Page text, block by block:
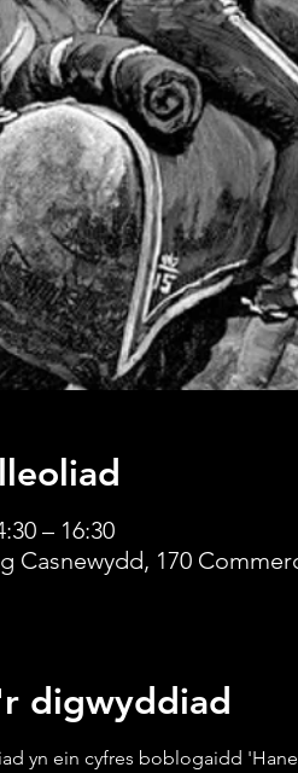
– 16:30
Casnewydd, 170
digwyddiad
yn ein cyfres boblogaidd